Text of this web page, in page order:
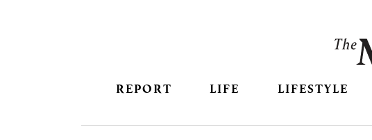
REPORT LIFE LIFESTYLE